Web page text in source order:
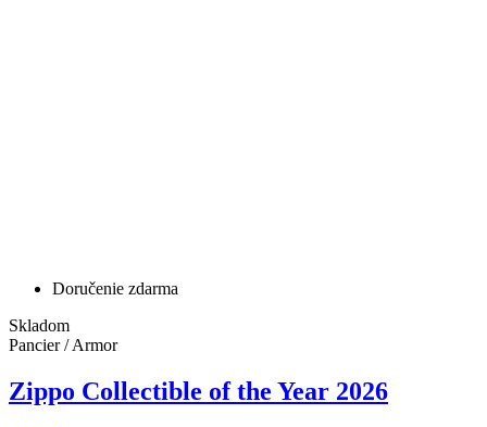
Doručenie zdarma
Skladom
Pancier / Armor
Zippo Collectible of the Year 2026